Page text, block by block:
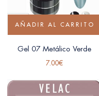
AÑADIR AL CARRITO
Gel 07 Metálico Verde
7.00€